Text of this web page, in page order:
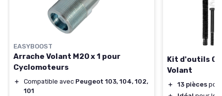
EASYBOOST
Arrache Volant M20 x 1 pour
Cyclomoteurs
＋ Compatible avec Peugeot 103, 104, 102,
101
Kit d'outils
Volant
＋ 13 pièces